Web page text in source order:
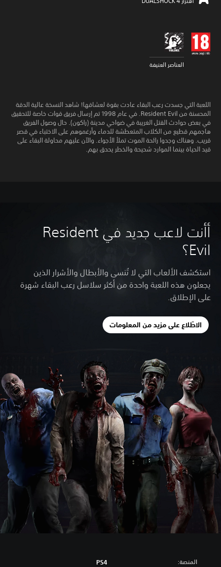
العناصر العنيفة
اللعبة التي جسدت رعب البقاء عادت بقوة لعشاقها! شاهد النسخة عالية الدقة
المحسنة من Resident Evil. في عام 1998 تم إرسال فريق قوات خاصة للتحقيق
في بعض حوادث القتل الغريبة في ضواحي مدينة (راكون). حال وصول الفريق
هاجمهم قطيع من الكلاب المتعطشة للدماء وأرغموهم على الاختباء في قصر
قريب. وهناك وجدوا رائحة الموت تملأ الأجواء. والآن عليهم محاولة البقاء على
قيد الحياة بينما الموارد شحيحة والخطر يحدق بهم.
أأنت لاعب جديد في Resident
Evil؟
استكشف الألعاب التي لا تُنسى والأبطال والأشرار الذين
يجعلون هذه اللعبة واحدة من أكثر سلاسل رعب البقاء شهرة
على الإطلاق.
الاطّلاع على مزيد من المعلومات
المنصة: PS4